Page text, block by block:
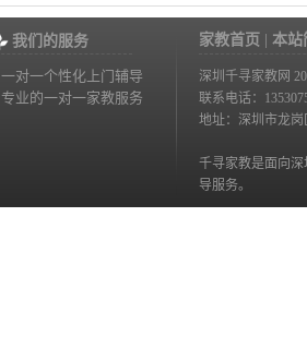
我们的服务
一对一个性化上门辅导
专业的一对一家教服务
家教首页 本站
深圳千寻家教网
联系电话：
地址：深圳市龙岗
千寻家教是面向
导服务。